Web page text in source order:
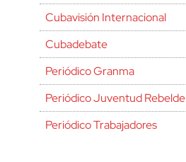
Cubavisión Internacional
Cubadebate
Periódico Granma
Periódico Juventud Rebelde
Periódico Trabajadores